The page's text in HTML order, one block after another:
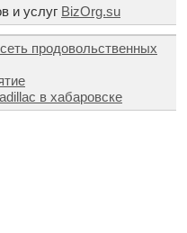
и услуг BizOrg.su
продовольственных
в хабаровске